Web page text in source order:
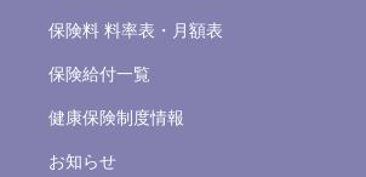
保険料 料率表・月額表
保険給付一覧
健康保険制度情報
お知らせ